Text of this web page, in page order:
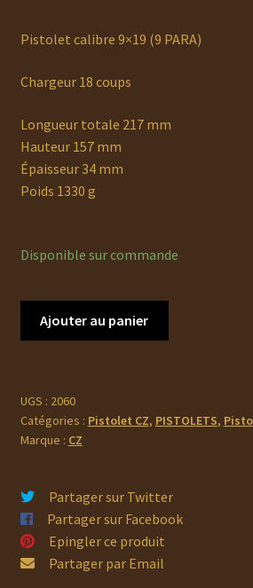
Pistolet calibre 9×19 (9 PARA)
Chargeur 18 coups
Longueur totale 217 mm
Hauteur 157 mm
Épaisseur 34 mm
Poids 1330 g
Disponible sur commande
II
Ajouter au panier
UGS : 2060
Catégories : Pistolet CZ, PISTOLETS,
Marque : CZ
Partager sur Twitter
Partager sur Facebook
Epingler ce produit
Partager par Email